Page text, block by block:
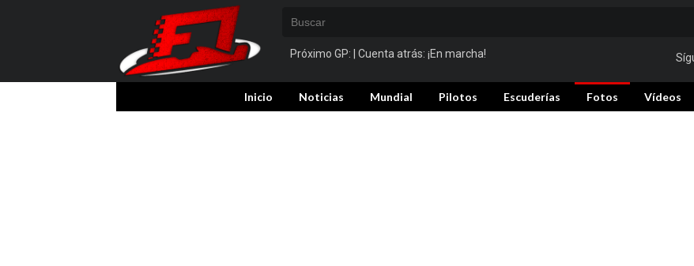
Próximo GP: | Cuenta atrás: ¡En marcha!
Inicio Noticias Mundial Pilotos Escuderías Fotos Vídeos